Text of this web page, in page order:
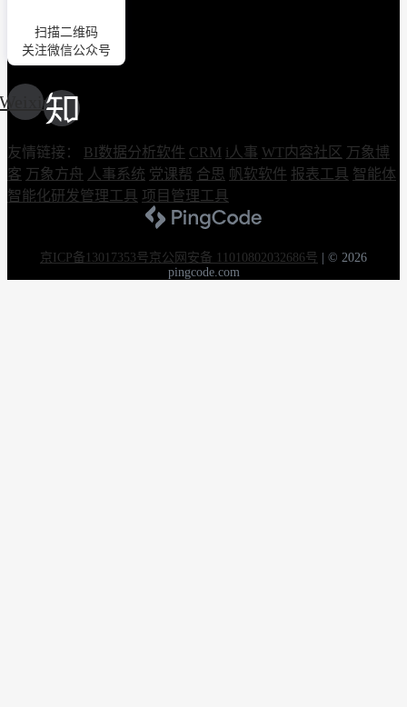
扫描二维码
关注微信公众号
Weixin
友情链接： BI数据分析软件 CRM i人事 WT内容社区 万象博
客 万象方舟 人事系统 党课帮 合思 帆软软件 报表工具 智能体
智能化研发管理工具 项目管理工具
京ICP备13017353号京公网安备 11010802032686号
© 2026
pingcode.com